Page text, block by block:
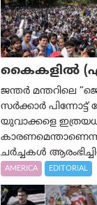
കൈകളിൽ
ജന്തർ മന്തറിലെ
സർക്കാർ
യുവാക്കളെ
ചർച്ചകൾ
AMERICA EDITORIAL